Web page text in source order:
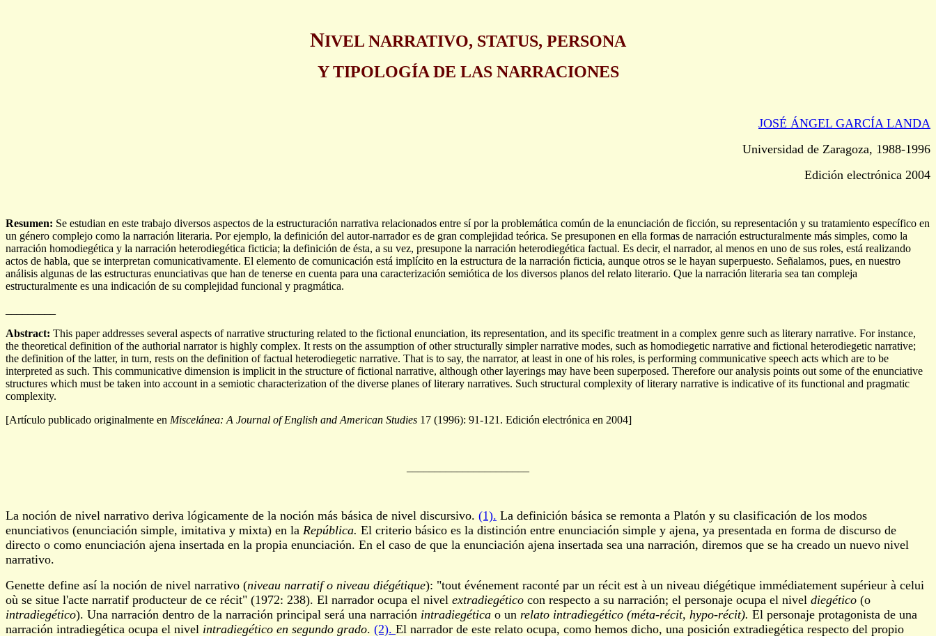
NIVEL NARRATIVO, STATUS, PERSONA
Y TIPOLOGÍA DE LAS NARRACIONES
JOSÉ ÁNGEL GARCÍA LANDA
Universidad de Zaragoza, 1988-1996
Edición electrónica 2004
Resumen: Se estudian en este trabajo diversos aspectos de la estructuración narrativa relacionados entre sí por la problemática común de la enunciación de ficción, su representación y su tratamiento específico en
un género complejo como la narración literaria. Por ejemplo, la definición del autor-narrador es de gran complejidad teórica. Se presuponen en ella formas de narración estructuralmente más simples, como la
narración homodiegética y la narración heterodiegética ficticia; la definición de ésta, a su vez, presupone la narración heterodiegética factual. Es decir, el narrador, al menos en uno de sus roles, está realizando
actos de habla, que se interpretan comunicativamente. El elemento de comunicación está implícito en la estructura de la narración ficticia, aunque otros se le hayan superpuesto. Señalamos, pues, en nuestro
análisis algunas de las estructuras enunciativas que han de tenerse en cuenta para una caracterización semiótica de los diversos planos del relato literario. Que la narración literaria sea tan compleja
estructuralmente es una indicación de su complejidad funcional y pragmática.
Abstract: This paper addresses several aspects of narrative structuring related to the fictional enunciation, its representation, and its specific treatment in a complex genre such as literary narrative. For instance,
the theoretical definition of the authorial narrator is highly complex. It rests on the assumption of other structurally simpler narrative modes, such as homodiegetic narrative and fictional heterodiegetic narrative;
the definition of the latter, in turn, rests on the definition of factual heterodiegetic narrative. That is to say, the narrator, at least in one of his roles, is performing communicative speech acts which are to be
interpreted as such. This communicative dimension is implicit in the structure of fictional narrative, although other layerings may have been superposed. Therefore our analysis points out some of the enunciative
structures which must be taken into account in a semiotic characterization of the diverse planes of literary narratives. Such structural complexity of literary narrative is indicative of its functional and pragmatic
complexity.
[Artículo publicado originalmente en Miscelánea: A Journal of English and American Studies 17 (1996): 91-121. Edición electrónica en 2004]
La noción de nivel narrativo deriva lógicamente de la noción más básica de nivel discursivo. (1). La definición básica se remonta a Platón y su clasificación de los modos
enunciativos (enunciación simple, imitativa y mixta) en la República. El criterio básico es la distinción entre enunciación simple y ajena, ya presentada en forma de discurso de
directo o como enunciación ajena insertada en la propia enunciación. En el caso de que la enunciación ajena insertada sea una narración, diremos que se ha creado un nuevo nivel
narrativo.
Genette define así la noción de nivel narrativo (niveau narratif o niveau diégétique): "tout événement raconté par un récit est à un niveau diégétique immédiatement supérieur à celui
où se situe l'acte narratif producteur de ce récit" (1972: 238). El narrador ocupa el nivel extradiegético con respecto a su narración; el personaje ocupa el nivel diegético (o
intradiegético). Una narración dentro de la narración principal será una narración intradiegética o un relato intradiegético (méta-récit, hypo-récit). El personaje protagonista de una
narración intradiegética ocupa el nivel intradiegético en segundo grado. (2). El narrador de este relato ocupa, como hemos dicho, una posición extradiegética respecto del propio